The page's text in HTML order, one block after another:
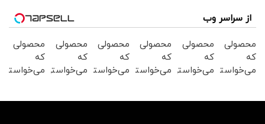
از سراسر وب
محصولی
که
می‌خواستی
محصولی
که
می‌خواستی
محصولی
که
می‌خواستی
محصولی
که
می‌خواستی
محصولی
که
می‌خواستی
محصولی
که
می‌خواستی